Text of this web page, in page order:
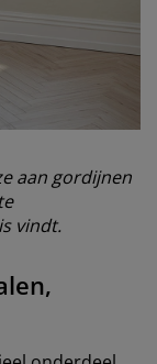
aan gordijnen
vindt.